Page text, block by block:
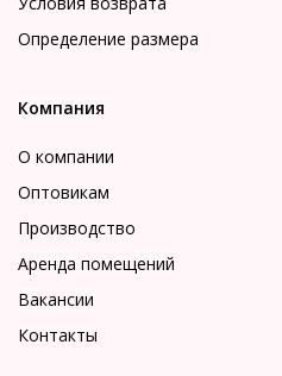
Определение размера
Компания
О компании
Оптовикам
Производство
Аренда помещений
Вакансии
Контакты